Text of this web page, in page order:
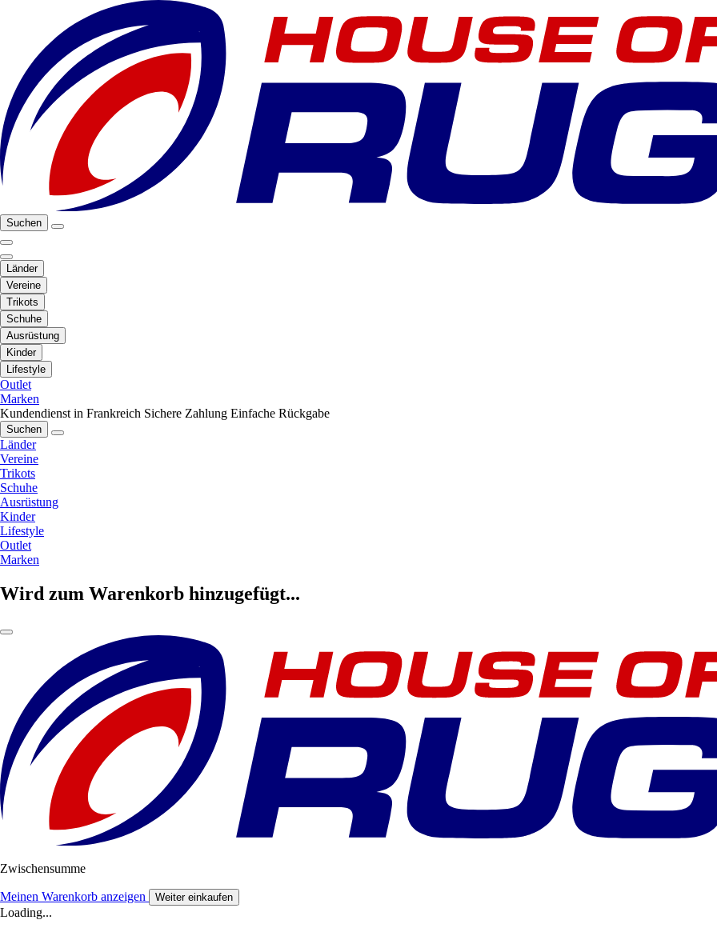
Suchen
Länder
Vereine
Trikots
Schuhe
Ausrüstung
Kinder
Lifestyle
Outlet
Marken
Kundendienst in Frankreich Sichere Zahlung Einfache Rückgabe
Suchen
Länder
Vereine
Trikots
Schuhe
Ausrüstung
Kinder
Lifestyle
Outlet
Marken
Wird zum Warenkorb hinzugefügt...
Zwischensumme
Meinen Warenkorb anzeigen Weiter einkaufen
Loading...